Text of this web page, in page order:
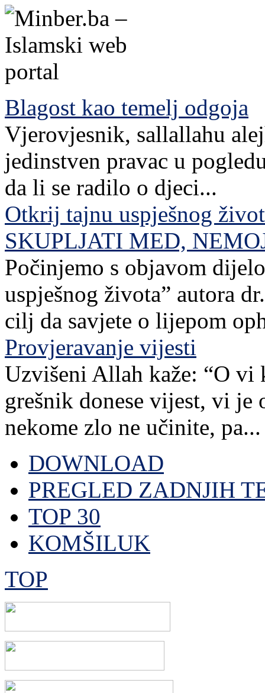
Blagost kao temelj odgoja
Vjerovjesnik, sallallahu
jedinstven pravac u
da li se radilo o djeci...
Otkrij tajnu uspješnog
SKUPLJATI MED,
Počinjemo s objavom
uspješnog života” autora
cilj da savjete o lijepom
Provjeravanje vijesti
Uzvišeni Allah kaže: “O
grešnik donese vijest, vi je
nekome zlo ne učinite, pa...
DOWNLOAD
PREGLED ZADNJIH
TOP 30
KOMŠILUK
TOP